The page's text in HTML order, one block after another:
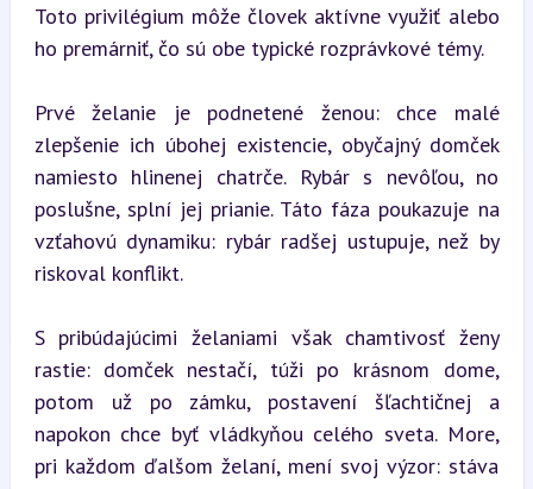
Toto privilégium môže človek aktívne využiť alebo
ho premárniť, čo sú obe typické rozprávkové témy.
Prvé želanie je podnetené ženou: chce malé
zlepšenie ich úbohej existencie, obyčajný domček
namiesto hlinenej chatrče. Rybár s nevôľou, no
poslušne, splní jej prianie. Táto fáza poukazuje na
vzťahovú dynamiku: rybár radšej ustupuje, než by
riskoval konflikt.
S pribúdajúcimi želaniami však chamtivosť ženy
rastie: domček nestačí, túži po krásnom dome,
potom už po zámku, postavení šľachtičnej a
napokon chce byť vládkyňou celého sveta. More,
pri každom ďalšom želaní, mení svoj výzor: stáva